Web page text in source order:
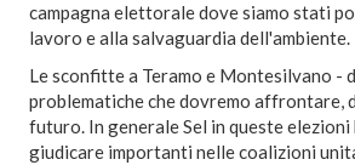
campagna elettorale dove siamo stati
lavoro e alla salvaguardia dell'ambiente.
Le sconfitte a Teramo e Montesilvano -
problematiche che dovremo affrontare,
futuro. In generale Sel in queste
giudicare importanti nelle coalizioni